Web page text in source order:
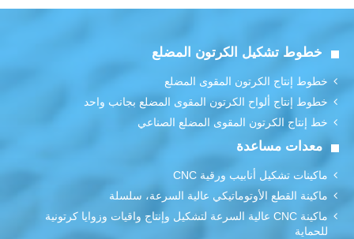
خطوط تشكيل الكرتون المضلع
خطوط إنتاج الكرتون المقوى المضلع
خطوط إنتاج ألواح الكرتون المقوى المضلع بجانب واحد
خط إنتاج الكرتون المقوى المضلع الصناعي
معدات مساعدة
ماكينات تشكيل أنابيب ورقية CNC
ماكينة القطع الأوتوماتيكي عالية السرعة، سلسلة
ماكينة CNC عالية السرعة لتشكيل وإنتاج واقيات وزوايا كرتونية
للحماية